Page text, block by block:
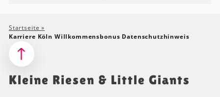
Startseite»
Karriere Köln Willkommensbonus Datenschutzhinweis
Kleine Riesen & Little Giants